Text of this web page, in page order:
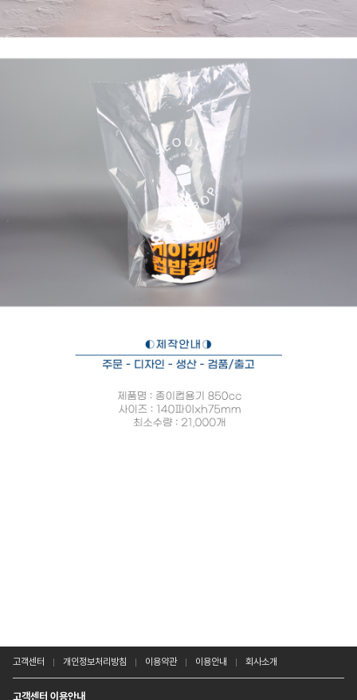
고객센터 개인정보처리방침 이용약관 이용안내 회사소개
고객센터 이용안내